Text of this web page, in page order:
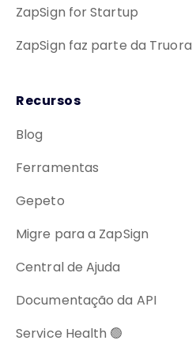
ZapSign for Startup
ZapSign faz parte da Truora
Recursos
Blog
Ferramentas
Gepeto
Migre para a ZapSign
Central de Ajuda
Documentação da API
Service Health 🟢